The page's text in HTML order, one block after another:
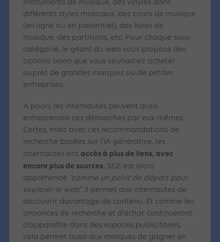
instruments de musique, des vinyles dans
différents styles musicaux, des cours de musique
(en ligne ou en présentiel), des livres de
musique, des partitions, etc. Pour chaque sous-
catégorie, le géant du web vous propose des
options selon que vous souhaitiez acheter
auprès de grandes marques ou de petites
entreprises.
A priori, les internautes peuvent aussi
entreprendre ces démarches par eux-mêmes.
Certes, mais avec ces recommandations de
recherche basées sur l’IA générative, les
internautes ont accès à plus de liens, avec
encore plus de sources. SGE est alors
appréhendé “comme un point de départ pour
explorer le web”. Il permet aux internautes de
découvrir davantage de contenu. Et comme les
annonces de recherche et d’achat continueront
d’apparaître dans des espaces publicitaires,
cela permet aussi aux marques de gagner en